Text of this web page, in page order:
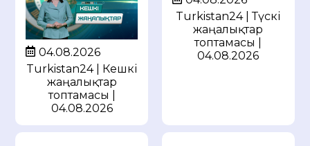
04.08.2026
Turkistan24 | Кешкі
жаңалықтар
топтамасы |
04.08.2026
Turkistan24 | Түскі
жаңалықтар
топтамасы |
04.08.2026